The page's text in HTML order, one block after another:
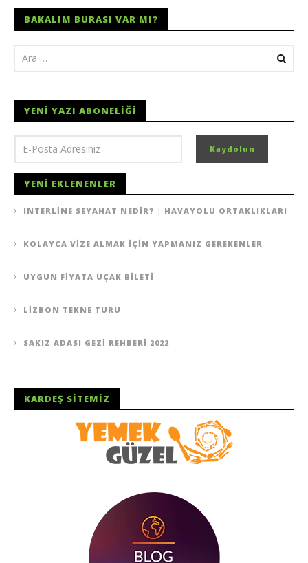
BAKALIM BURASI VAR MI?
YENI YAZI ABONELIĞI
YENI EKLENENLER
INTERLINE SEYAHAT NEDIR? | HAVAYOLU ORTAKLIKLARI
KOLAYCA VIZE ALMAK İÇIN YAPMANIZ GEREKENLER
UYGUN FIYATA UÇAK BILETI
LIZBON TEKNE TURU
SAKIZ ADASI GEZI REHBERI 2022
KARDEŞ SITEMIZ